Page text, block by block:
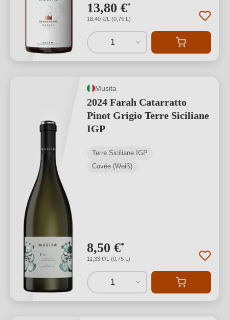
13,80 €*
18,40 €/L (0,75 L)
1
Musita
2024 Farah Catarratto
Pinot Grigio Terre Siciliane
IGP
Terre Siciliane IGP
Cuvée (Weiß)
8,50 €*
11,33 €/L (0,75 L)
1